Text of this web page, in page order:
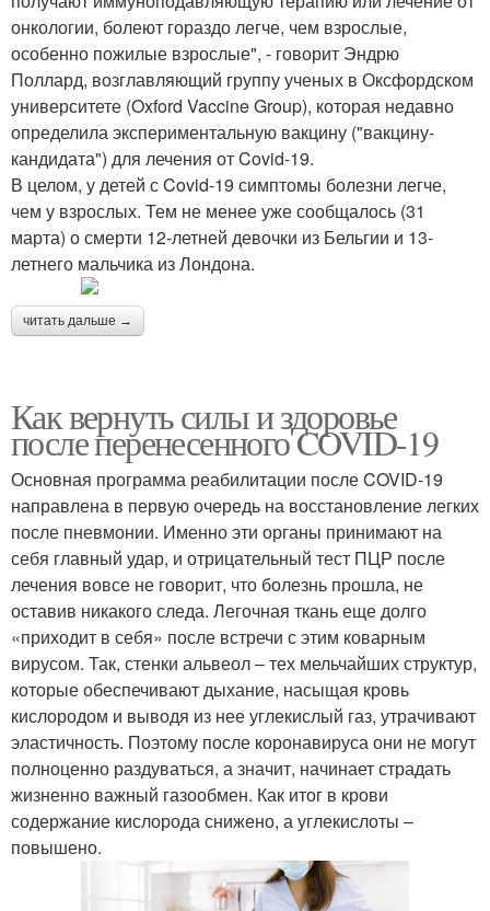
онкологии, болеют гораздо легче, чем взрослые,
особенно пожилые взрослые", - говорит Эндрю
Поллард, возглавляющий группу ученых в Оксфордском
университете (Oxford Vaccine Group), которая недавно
определила экспериментальную вакцину ("вакцину-
кандидата") для лечения от Covid-19.
В целом, у детей с Covid-19 симптомы болезни легче,
чем у взрослых. Тем не менее уже сообщалось (31
марта) о смерти 12-летней девочки из Бельгии и 13-
летнего мальчика из Лондона.
читать дальше →
Как вернуть силы и здоровье
после перенесенного COVID-19
Основная программа реабилитации после COVID-19
направлена в первую очередь на восстановление легких
после пневмонии. Именно эти органы принимают на
себя главный удар, и отрицательный тест ПЦР после
лечения вовсе не говорит, что болезнь прошла, не
оставив никакого следа. Легочная ткань еще долго
«приходит в себя» после встречи с этим коварным
вирусом. Так, стенки альвеол – тех мельчайших структур,
которые обеспечивают дыхание, насыщая кровь
кислородом и выводя из нее углекислый газ, утрачивают
эластичность. Поэтому после коронавируса они не могут
полноценно раздуваться, а значит, начинает страдать
жизненно важный газообмен. Как итог в крови
содержание кислорода снижено, а углекислоты –
повышено.